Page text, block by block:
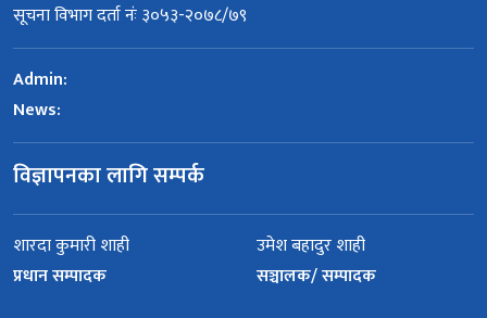
सूचना विभाग दर्ता नंः ३०५३-२०७८/७९
Admin:
News:
विज्ञापनका लागि सम्पर्क
शारदा कुमारी शाही
प्रधान सम्पादक
उमेश बहादुर शाही
सञ्चालक/ सम्पादक